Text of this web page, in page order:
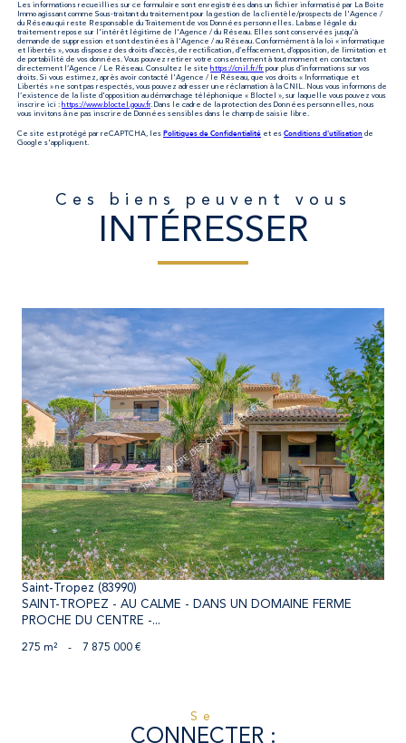
Les informations recueillies sur ce formulaire sont enregistrées dans un fichier informatisé par La Boite
Immo agissant comme Sous-traitant du traitement pour la gestion de la clientèle/prospects de l'Agence /
du Réseau qui reste Responsable du Traitement de vos Données personnelles. La base légale du
traitement repose sur l'intérêt légitime de l'Agence / du Réseau. Elles sont conservées jusqu'à
demande de suppression et sont destinées à l'Agence / au Réseau. Conformément à la loi « informatique
et libertés », vous disposez des droits d’accès, de rectification, d’effacement, d’opposition, de limitation et
de portabilité de vos données. Vous pouvez retirer votre consentement à tout moment en contactant
directement l’Agence / Le Réseau. Consultez le site https://cnil.fr/fr pour plus d’informations sur vos
droits. Si vous estimez, après avoir contacté l'Agence / le Réseau, que vos droits « Informatique et
Libertés » ne sont pas respectés, vous pouvez adresser une réclamation à la CNIL. Nous vous informons de
l’existence de la liste d'opposition au démarchage téléphonique « Bloctel », sur laquelle vous pouvez vous
inscrire ici : https://www.bloctel.gouv.fr. Dans le cadre de la protection des Données personnelles, nous
vous invitons à ne pas inscrire de Données sensibles dans le champ de saisie libre.
Ce site est protégé par reCAPTCHA, les Politiques de Confidentialité et es Conditions d'utilisation de
Google s'appliquent.
Ces biens peuvent vous
INTÉRESSER
voir le bien
Saint-Tropez (83990)
SAINT-TROPEZ - AU CALME - DANS UN DOMAINE FERME
PROCHE DU CENTRE -...
275 m² - 7 875 000 €
se
CONNECTER